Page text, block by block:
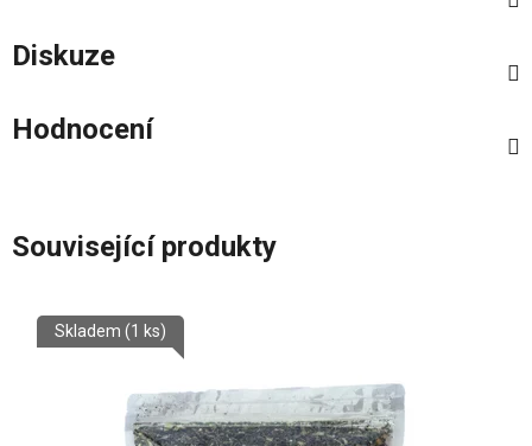
Diskuze
Hodnocení
Související produkty
Skladem (1 ks)